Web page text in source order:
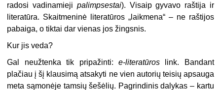
radosi vadinamieji palimpsestai). Visaip gyvavo raštija ir
literatūra. Skaitmeninė literatūros „laikmena“ – ne raštijos
pabaiga, o tiktai dar vienas jos žingsnis.
Kur jis veda?
Gal neužtenka tik pripažinti: e-literatūroslink. Bandant
plačiau į šį klausimą atsakyti ne vien autorių teisių apsauga
meta sąmonėje tamsių šešėlių. Pagrindinis dalykas – kartu